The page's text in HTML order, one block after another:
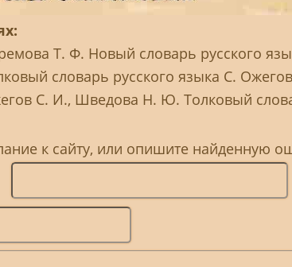
Т. Ф. Новый словарь русского
словарь русского языка С.
С. И., Шведова Н. Ю. Толковый
к сайту, или опишите найденную